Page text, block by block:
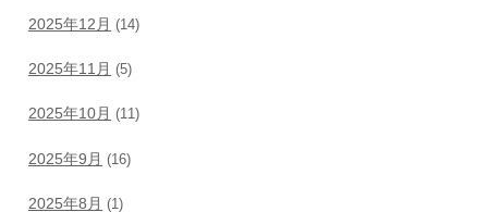
2025年12月 (14)
2025年11月 (5)
2025年10月 (11)
2025年9月 (16)
2025年8月 (1)